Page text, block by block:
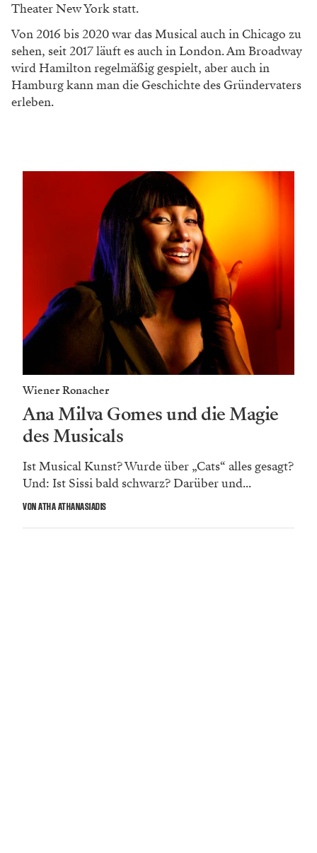
Theater New York statt.
Von 2016 bis 2020 war das Musical auch in Chicago zu
sehen, seit 2017 läuft es auch in London. Am Broadway
wird Hamilton regelmäßig gespielt, aber auch in
Hamburg kann man die Geschichte des Gründervaters
erleben.
Wiener Ronacher
Ana Milva Gomes und die Magie
des Musicals
Ist Musical Kunst? Wurde über „Cats“ alles gesagt?
Und: Ist Sissi bald schwarz? Darüber und...
VON ATHA ATHANASIADIS